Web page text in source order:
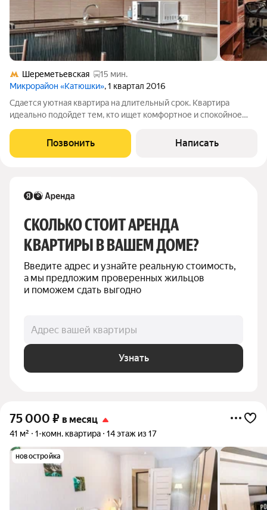
Шереметьевская
15 мин.
Микрорайон «Катюшки», 1 квартал 2016
Сдается уютная квартира на длительный срок. Квартира
идеально подойдет тем, кто ищет комфортное и спокойное
полностью готово к заселению. Здесь приятно жить как
одному человеку, так и семье. В
Позвонить Написать
СКОЛЬКО СТОИТ АРЕНДА
КВАРТИРЫ В ВАШЕМ ДОМЕ?
Введите адрес и узнайте реальную стоимость,
а мы предложим проверенных жильцов
и поможем сдать выгодно
Адрес вашей квартиры
Узнать
75 000 ₽ в месяц
41 м² 1-комн. квартира 14 этаж из 17
новостройка